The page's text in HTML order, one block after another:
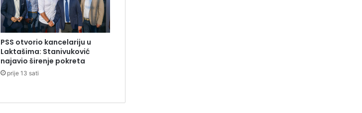
PSS otvorio kancelariju u
Laktašima: Stanivuković
najavio širenje pokreta
prije 13 sati